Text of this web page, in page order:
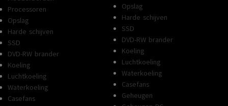
Processoren
Opslag
Harde schijven
SSD
DVD-RW brander
Koeling
Luchtkoeling
Waterkoeling
Casefans
Opslag
Harde schijven
SSD
DVD-RW brander
Koeling
Luchtkoeling
Waterkoeling
Casefans
Geheugen